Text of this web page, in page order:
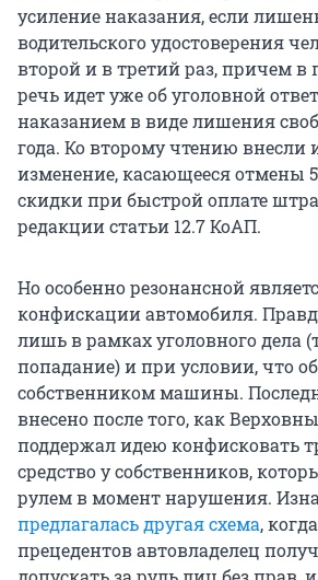
усиление наказания, если
водительского удостоверения
второй и в третий раз, причем в
речь идет уже об уголовной
наказанием в виде лишения
года. Ко второму чтению внесли
изменение, касающееся отмены
скидки при быстрой оплате
редакции статьи 12.7 КоАП.
Но особенно резонансной
конфискации автомобиля.
лишь в рамках уголовного дела
попадание) и при условии, что
собственником машины.
внесено после того, как
поддержал идею конфисковать
средство у собственников,
рулем в момент нарушения.
предлагалась другая схема,
прецедентов автовладелец